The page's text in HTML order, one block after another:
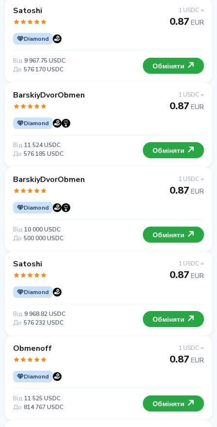
Satoshi
Diamond
1 USDC =
0.87 EUR
Від 9 967.75 USDC
До 576 170 USDC Обміняти
BarskiyDvorObmen
Diamond
1 USDC =
0.87 EUR
Від 11 524 USDC
До 576 185 USDC Обміняти
BarskiyDvorObmen
Diamond
1 USDC =
0.87 EUR
Від 10 000 USDC
До 500 000 USDC Обміняти
Satoshi
Diamond
1 USDC =
0.87 EUR
Від 9 968.82 USDC
До 576 232 USDC Обміняти
Obmenoff
Diamond
1 USDC =
0.87 EUR
Від 11 525 USDC
До 814 767 USDC Обміняти